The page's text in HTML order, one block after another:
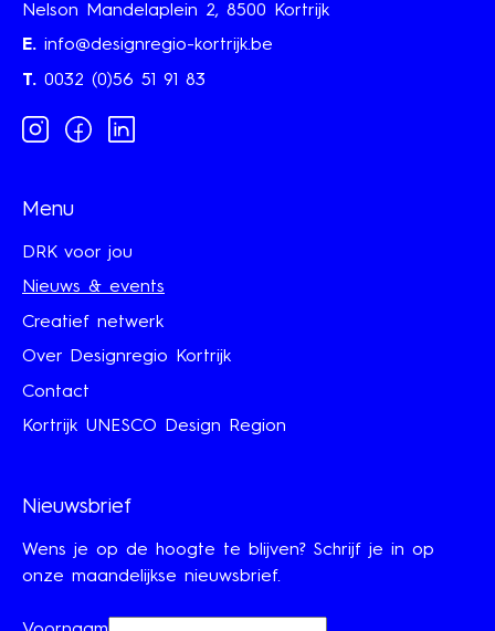
Nelson Mandelaplein 2, 8500 Kortrijk
E. info@designregio-kortrijk.be
T. 0032 (0)56 51 91 83
InstagramFacebook
Menu
DRK voor jou
Nieuws & events
Creatief netwerk
Over Designregio Kortrijk
Contact
Kortrijk UNESCO Design Region
Nieuwsbrief
Wens je op de hoogte te blijven? Schrijf je in op
onze maandelijkse nieuwsbrief.